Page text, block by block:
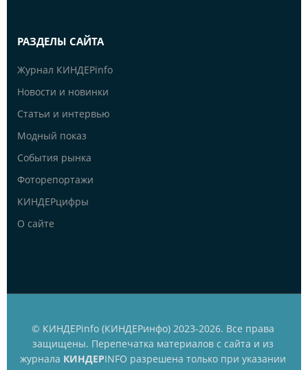
РАЗДЕЛЫ САЙТА
Журнал КИНДЕРinfo
Новости и новинки
Статьи и интервью
Модный показ
События рынка
Фоторепортажи
КИНДЕРцифры
О сайте
© КИНДЕРinfo (КИНДЕРинфо) 2023-2026. Все права
защищены. Перепечатка материалов с сайта и из
журнала КИНДЕРINFO разрешена только при указании